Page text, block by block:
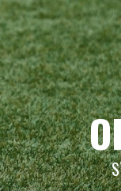
Skip
to
content